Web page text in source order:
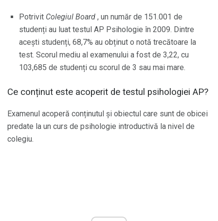
Potrivit Colegiul Board , un număr de 151.001 de
studenți au luat testul AP Psihologie în 2009. Dintre
acești studenți, 68,7% au obținut o notă trecătoare la
test. Scorul mediu al examenului a fost de 3,22, cu
103,685 de studenți cu scorul de 3 sau mai mare.
Ce conținut este acoperit de testul psihologiei AP?
Examenul acoperă conținutul și obiectul care sunt de obicei
predate la un curs de psihologie introductivă la nivel de
colegiu.